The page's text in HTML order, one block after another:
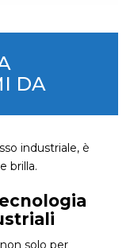
DA
industriale, è
brilla.